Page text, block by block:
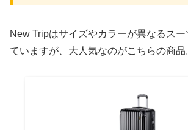
New Tripはサイズやカラーが異なるス
ていますが、大人気なのがこちらの商品